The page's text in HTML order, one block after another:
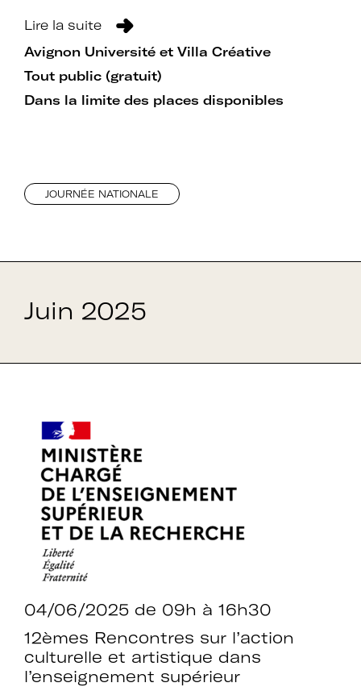
Lire la suite
Avignon Université et Villa Créative
Tout public (gratuit)
Dans la limite des places disponibles
JOURNÉE NATIONALE
Juin 2025
04/06/2025 de 09h à 16h30
12èmes Rencontres sur l’action
culturelle et artistique dans
l’enseignement supérieur